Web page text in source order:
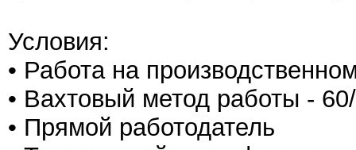
Условия:
• Работа на
• Вахтовый метод работы -
• Прямой работодатель